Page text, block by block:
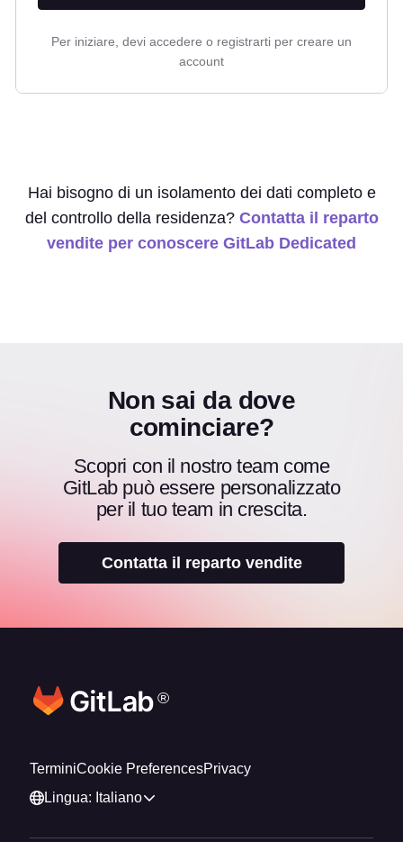
Per iniziare, devi accedere o registrarti per creare un
account
Hai bisogno di un isolamento dei dati completo e
del controllo della residenza? Contatta il reparto
vendite per conoscere GitLab Dedicated
Non sai da dove
cominciare?
Scopri con il nostro team come
GitLab può essere personalizzato
per il tuo team in crescita.
Contatta il reparto vendite
®
TerminiCookie PreferencesPrivacy
Lingua: Italiano